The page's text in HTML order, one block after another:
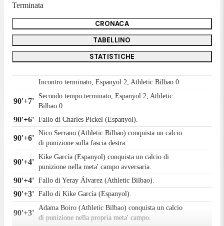
Terminata
CRONACA
TABELLINO
STATISTICHE
Incontro terminato, Espanyol 2, Athletic Bilbao 0.
90'+7'
Secondo tempo terminato, Espanyol 2, Athletic
Bilbao 0.
90'+6' Fallo di Charles Pickel (Espanyol).
90'+6'
Nico Serrano (Athletic Bilbao) conquista un calcio
di punizione sulla fascia destra.
90'+4'
Kike García (Espanyol) conquista un calcio di
punizione nella meta' campo avversaria.
90'+4' Fallo di Yeray Álvarez (Athletic Bilbao).
90'+3' Fallo di Kike García (Espanyol).
90'+3'
Adama Boiro (Athletic Bilbao) conquista un calcio
di punizione nella propria meta' campo.